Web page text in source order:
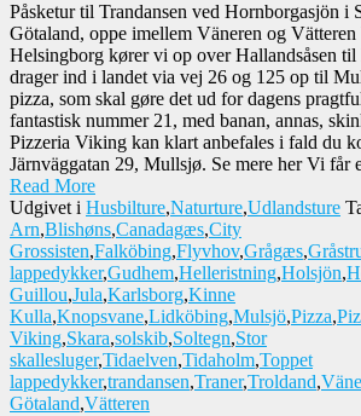
Påsketur til Trandansen ved Hornborgasjön i
Götaland, oppe imellem Väneren og
Helsingborg kører vi op over Hallandsåsen
drager ind i landet via vej 26 og 125 op til
pizza, som skal gøre det ud for dagens
fantastisk nummer 21, med banan, annas,
Pizzeria Viking kan klart anbefales i fald du
Järnväggatan 29, Mullsjø. Se mere her Vi får
Read More
Udgivet i Husbilture,Naturture,Udlandsture
Arn,Blishøns,Canadagæs,City
Grossisten,Falköbing,Flyvhov,Grågæs,
lappedykker,Gudhem,Helleristning,Holsjön,
Guillou,Jula,Karlsborg,Kinne
Kulla,Knopsvane,Lidköbing,Mulsjö,Pizza,
Viking,Skara,solskib,Soltegn,Stor
skallesluger,Tidaelven,Tidaholm,Toppet
lappedykker,trandansen,Traner,Troldand,
Götaland,Vätteren